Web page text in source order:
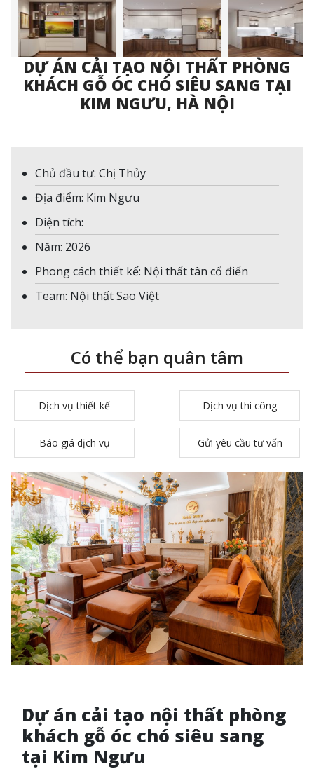
DỰ ÁN CẢI TẠO NỘI THẤT PHÒNG
KHÁCH GỖ ÓC CHÓ SIÊU SANG TẠI
KIM NGƯU, HÀ NỘI
Chủ đầu tư: Chị Thủy
Địa điểm: Kim Ngưu
Diện tích:
Năm: 2026
Phong cách thiết kế: Nội thất tân cổ điển
Team: Nội thất Sao Việt
Có thể bạn quân tâm
Dịch vụ thiết kế Dịch vụ thi công
Báo giá dịch vụ Gửi yêu cầu tư vấn
Dự án cải tạo nội thất phòng
khách gỗ óc chó siêu sang
tại Kim Ngưu